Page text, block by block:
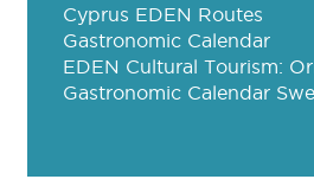
Cyprus EDEN Routes
Gastronomic Calendar
EDEN Cultural Tourism:
Gastronomic Calendar